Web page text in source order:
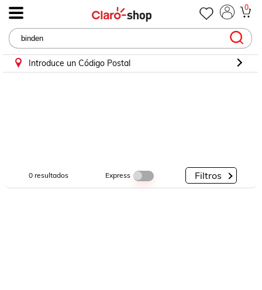
0
Introduce un Código Postal
0 resultados Express Filtros
PorCategorías
PorMarcas
PorDescuento